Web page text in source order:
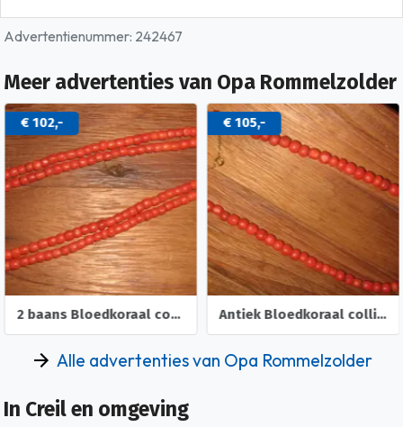
Advertentienummer: 242467
Meer advertenties van Opa Rommelzolder
€ 102,-
2 baans Bloedkoraal collier met 14 karaat gouden sluiting
€ 105,-
Antiek Bloedkoraal collier met 14 karaat gouden sluiting
Alle advertenties van Opa Rommelzolder
In Creil en omgeving